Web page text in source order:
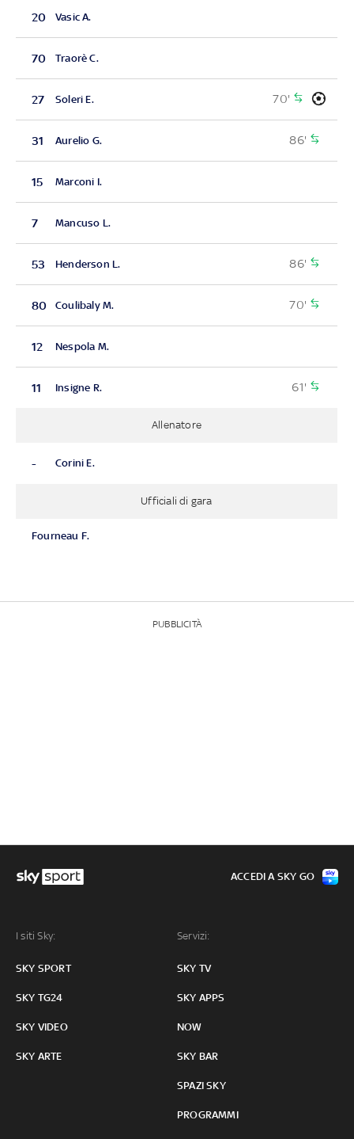
20 Vasic A.
70 Traorè C.
27 Soleri E. 70'
31 Aurelio G. 86'
15 Marconi I.
7 Mancuso L.
53 Henderson L. 86'
80 Coulibaly M. 70'
12 Nespola M.
11 Insigne R. 61'
Allenatore
- Corini E.
Ufficiali di gara
Fourneau F.
PUBBLICITÀ
I siti Sky:
SKY SPORT
SKY TG24
SKY VIDEO
SKY ARTE
Servizi:
SKY TV
SKY APPS
NOW
SKY BAR
SPAZI SKY
PROGRAMMI
ACCEDI A SKY GO